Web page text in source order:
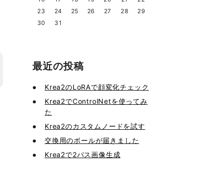
23
24 25 26 27 28
29
30
31
最近の投稿
Krea2のLoRAで顔変化チェック
Krea2でControlNetを使ってみ
た
Krea2のカスタムノードを試す
交換用のボールが届きました
Krea2で2パス画像生成